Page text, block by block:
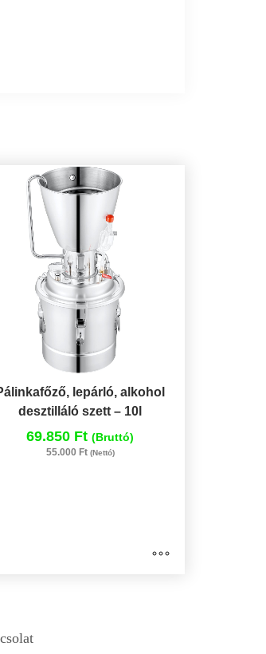
lepárló, alkohol
desztilláló szett – 10l
69.850 Ft(Bruttó)
55.000 Ft (Nettó)